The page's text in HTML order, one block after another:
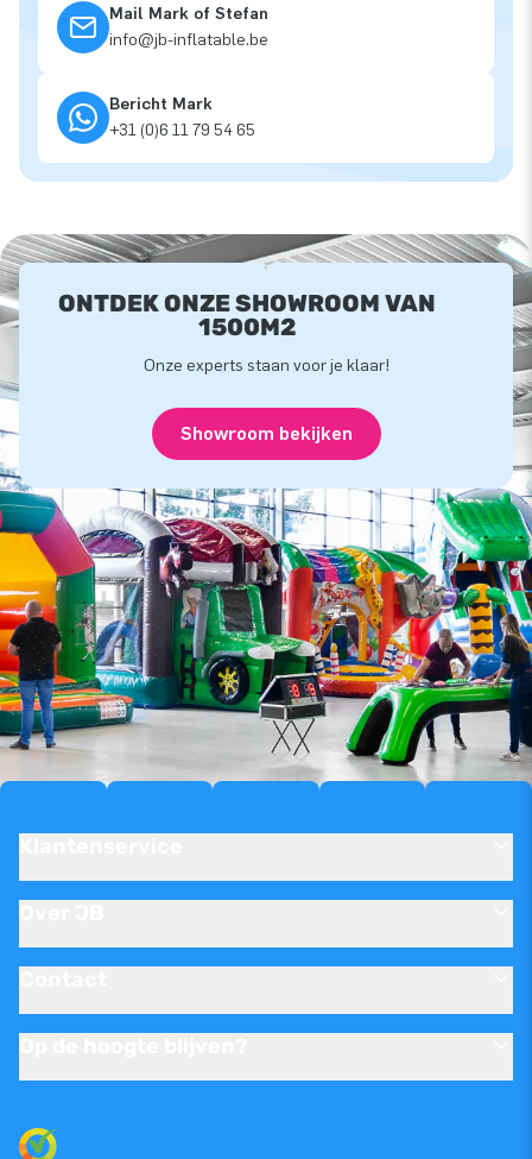
Mail Mark of Stefan
info@jb-inflatable.be
Bericht Mark
+31 (0)6 11 79 54 65
ONTDEK ONZE SHOWROOM VAN
1500M2
Onze experts staan voor je klaar!
Showroom bekijken